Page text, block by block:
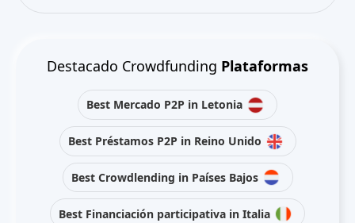
Destacado Crowdfunding Plataformas
Best Mercado P2P in Letonia
Best Préstamos P2P in Reino Unido
Best Crowdlending in Países Bajos
Best Financiación participativa in Italia